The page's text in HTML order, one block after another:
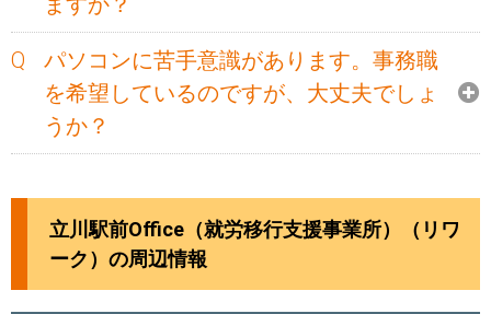
パソコンに苦手意識があります。事務職
を希望しているのですが、大丈夫でしょ
うか？
立川駅前Office（就労移行支援事業所）（リワ
ーク）の周辺情報